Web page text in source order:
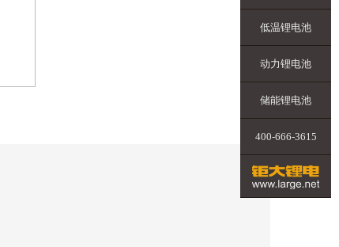
低温锂电池
动力锂电池
储能锂电池
400-666-3615